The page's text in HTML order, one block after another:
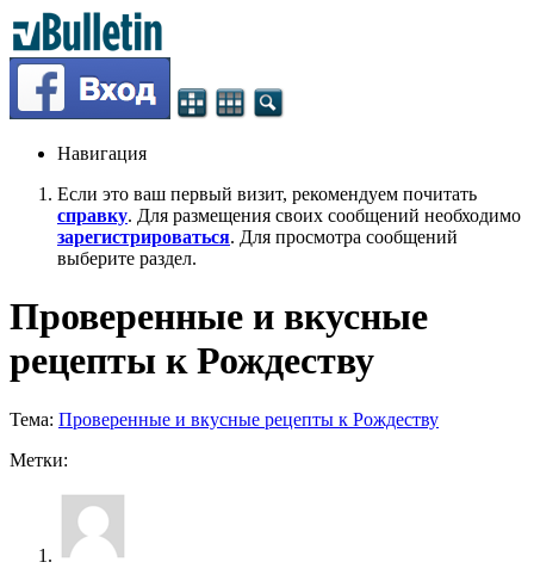
Навигация
Если это ваш первый визит, рекомендуем почитать
справку. Для размещения своих сообщений необходимо
зарегистрироваться. Для просмотра сообщений
выберите раздел.
Проверенные и вкусные
рецепты к Рождеству
Тема: Проверенные и вкусные рецепты к Рождеству
Метки: